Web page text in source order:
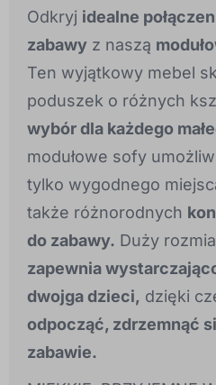
Odkryj idealne
zabawy z naszą
Ten wyjątkowy mebel
poduszek o różnych
wybór dla każdego
modułowe sofy
tylko wygodnego
także różnorodnych
do zabawy. Duży
zapewnia
dwojga dzieci, dzięki
odpocząć, zdrzemnąć
zabawie.